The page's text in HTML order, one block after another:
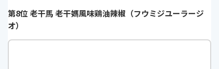
第8位 老干馬 老干媽風味鶏油辣椒（フウミジユーラージ
オ）